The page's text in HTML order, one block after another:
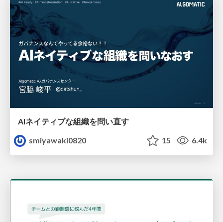
AIネイティブな組織を問い直す
smiyawaki0820
15 6.4k